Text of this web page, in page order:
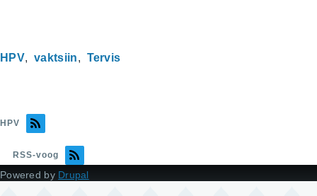
HPV vaktsiin Tervis
HPV
RSS-voog
Powered by Drupal